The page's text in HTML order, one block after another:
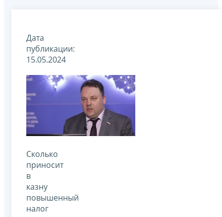
Дата
публикации:
15.05.2024
Сколько
приносит
в
казну
повышенный
налог